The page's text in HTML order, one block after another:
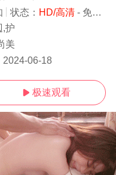
状态： HD/高清- 免费在线观看
,护
美
2024-06-18
 极速观看